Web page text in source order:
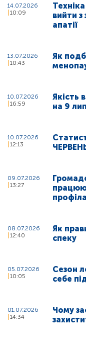
14.07.2026
10:09
вийти
апатії
13.07.2026
10:43
Як
10.07.2026
16:59
Якість
на 9
10.07.2026
12:13
09.07.2026
13:27
08.07.2026
12:40
Як
спеку
05.07.2026
10:05
Сезон
себе
01.07.2026
14:34
Чому